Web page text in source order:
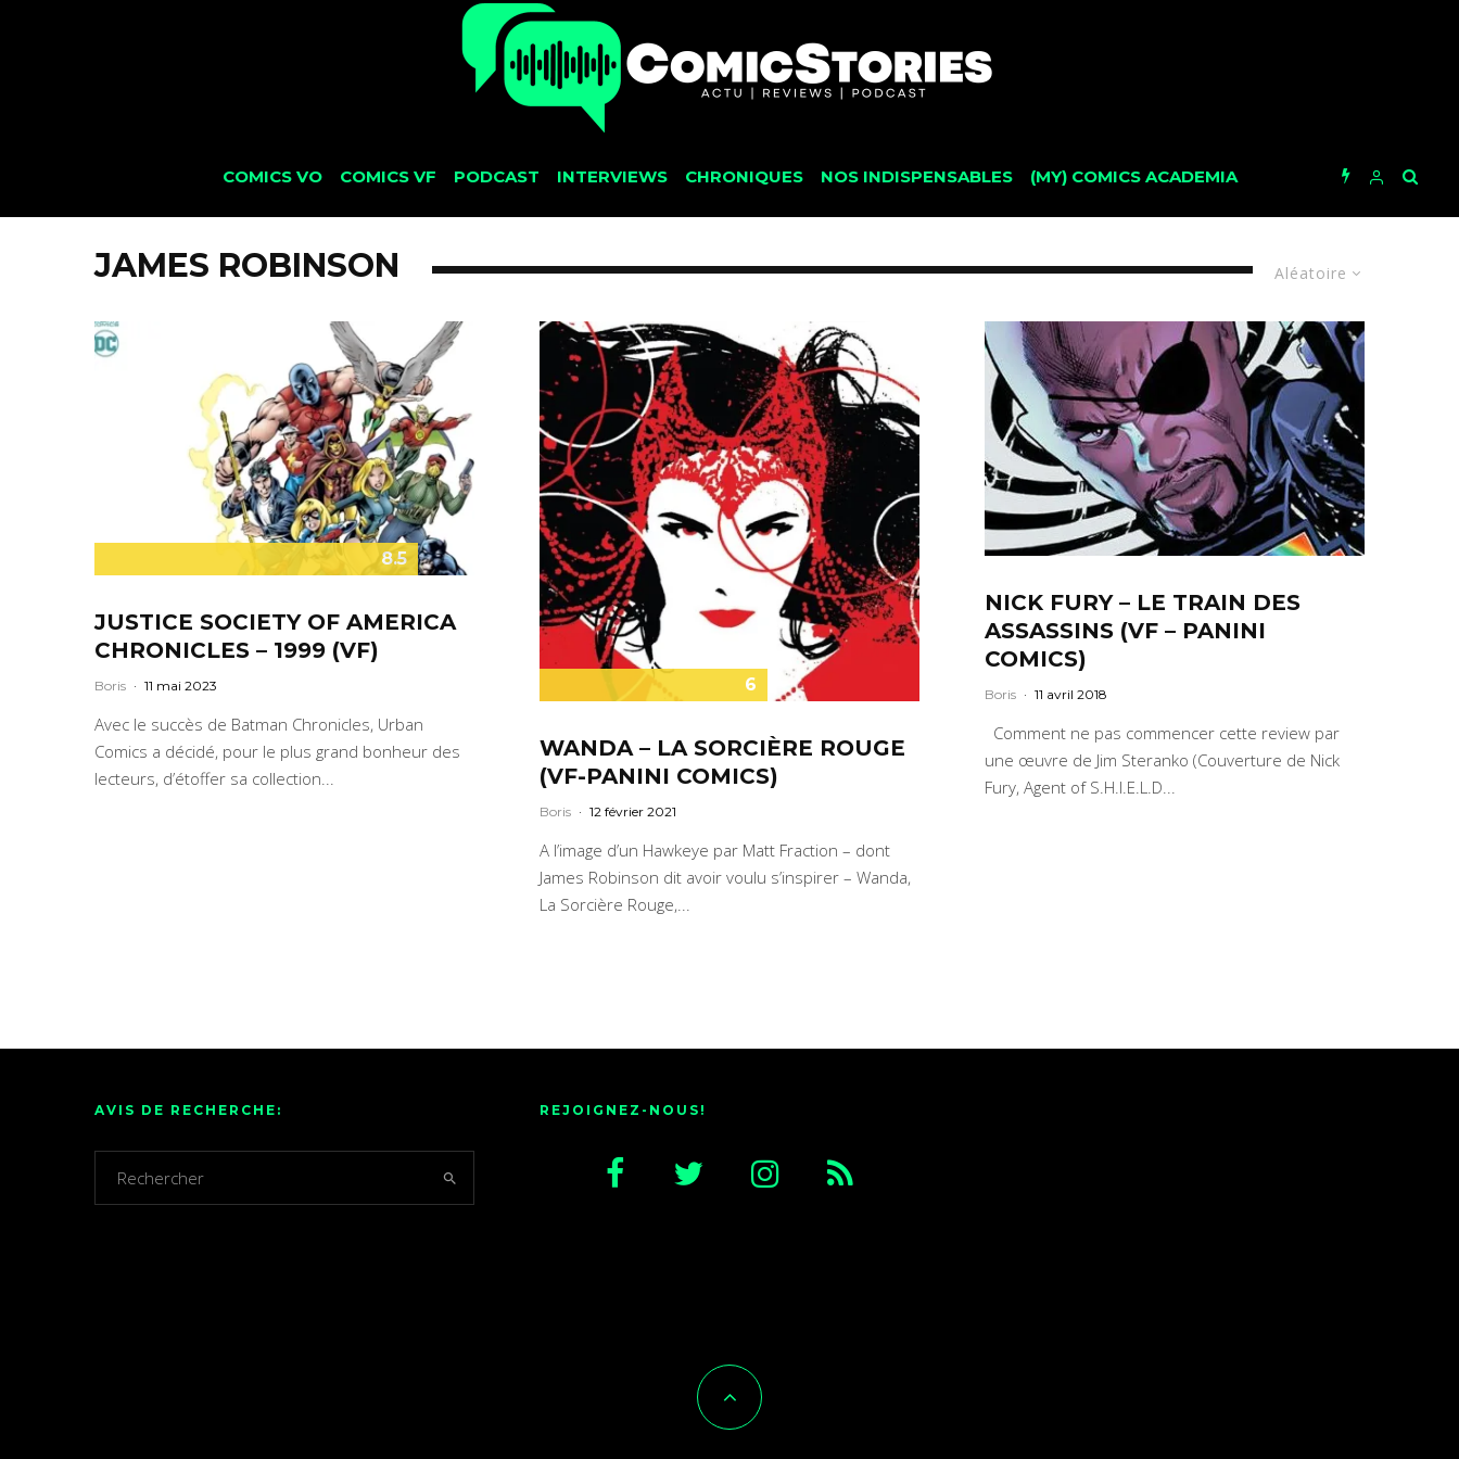
COMICS VO COMICS VF PODCAST INTERVIEWS CHRONIQUES NOS INDISPENSABLES (MY) COMICS ACADEMIA
Aléatoire
JAMES ROBINSON
8.5
JUSTICE SOCIETY OF AMERICA
CHRONICLES – 1999 (VF)
Boris · 11 mai 2023
Avec le succès de Batman Chronicles, Urban
Comics a décidé, pour le plus grand bonheur des
lecteurs, d’étoffer sa collection...
6
WANDA – LA SORCIÈRE ROUGE
(VF-PANINI COMICS)
Boris · 12 février 2021
A l’image d’un Hawkeye par Matt Fraction – dont
James Robinson dit avoir voulu s’inspirer – Wanda,
La Sorcière Rouge,...
NICK FURY – LE TRAIN DES
ASSASSINS (VF – PANINI
COMICS)
Boris · 11 avril 2018
Comment ne pas commencer cette review par
une œuvre de Jim Steranko (Couverture de Nick
Fury, Agent of S.H.I.E.L.D...
AVIS DE RECHERCHE: REJOIGNEZ-NOUS!